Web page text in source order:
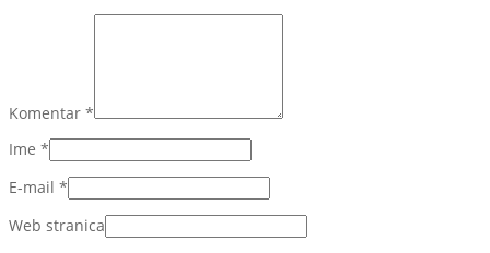
Komentar *
Ime *
E-mail *
Web stranica